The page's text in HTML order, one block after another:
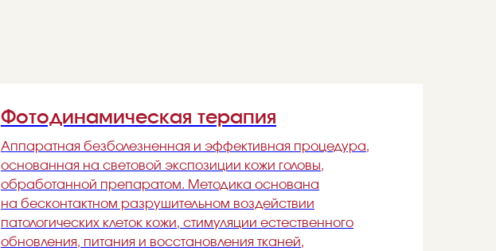
Фотодинамическая терапия
Аппаратная безболезненная и эффективная процедура,
основанная на световой экспозиции кожи головы,
обработанной препаратом. Методика основана
на бесконтактном разрушительном воздействии
патологических клеток кожи, стимуляции естественного
обновления, питания и восстановления тканей,